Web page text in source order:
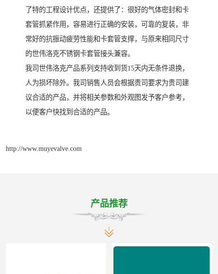
了特的工程设计优点，还提供了：很好的气体密封和卡
套管抓紧作用，容易进行正确的安装，可靠的复装，非
常好的抗振动疲劳性能和卡套管支撑，与原来相同尺寸
的世伟洛克不锈钢卡套管接头兼容。
我司世伟洛克产品系列支持收到货15天内无条件退换，
人为损坏除外。我司销售人员会根据贵司要求为贵司建
议合适的产品，并将相关参数和外观图发予客户参考，
以便客户快找到合适的产品。
http://www.muyevalve.com
产品推荐